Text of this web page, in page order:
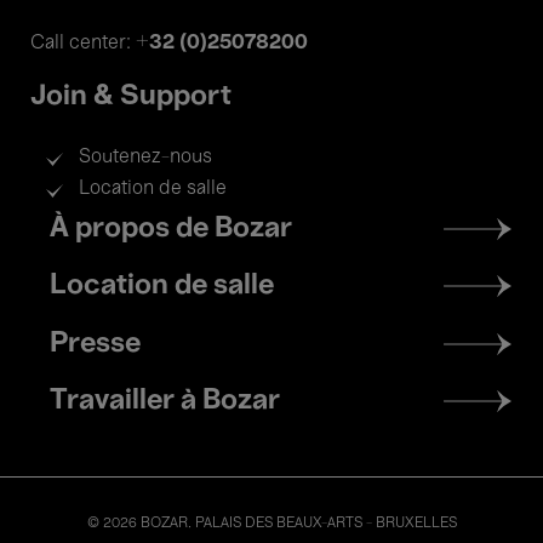
Call center: +32 (0)25078200
Join & Support
Soutenez-nous
Location de salle
Footer
menu
À propos de Bozar
Location de salle
Presse
Travailler à Bozar
© 2026 BOZAR. PALAIS DES BEAUX-ARTS - BRUXELLES